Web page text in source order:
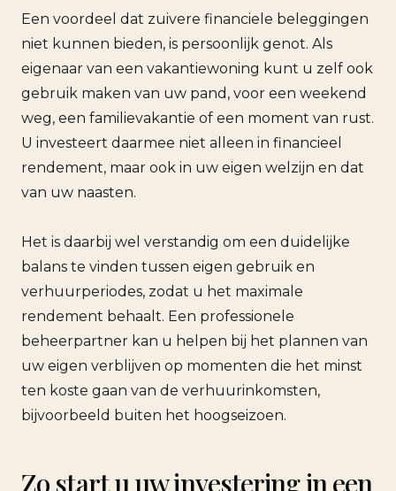
Een voordeel dat zuivere financiele beleggingen
niet kunnen bieden, is persoonlijk genot. Als
eigenaar van een vakantiewoning kunt u zelf ook
gebruik maken van uw pand, voor een weekend
weg, een familievakantie of een moment van rust.
U investeert daarmee niet alleen in financieel
rendement, maar ook in uw eigen welzijn en dat
van uw naasten.
Het is daarbij wel verstandig om een duidelijke
balans te vinden tussen eigen gebruik en
verhuurperiodes, zodat u het maximale
rendement behaalt. Een professionele
beheerpartner kan u helpen bij het plannen van
uw eigen verblijven op momenten die het minst
ten koste gaan van de verhuurinkomsten,
bijvoorbeeld buiten het hoogseizoen.
Zo start u uw investering in een